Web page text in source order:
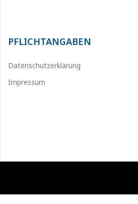
PFLICHTANGABEN
Datenschutzerklärung
Impressum